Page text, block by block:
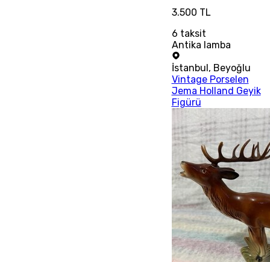
3.500 TL
6 taksit
Antika lamba
İstanbul, Beyoğlu
Vintage Porselen
Jema Holland Geyik
Figürü